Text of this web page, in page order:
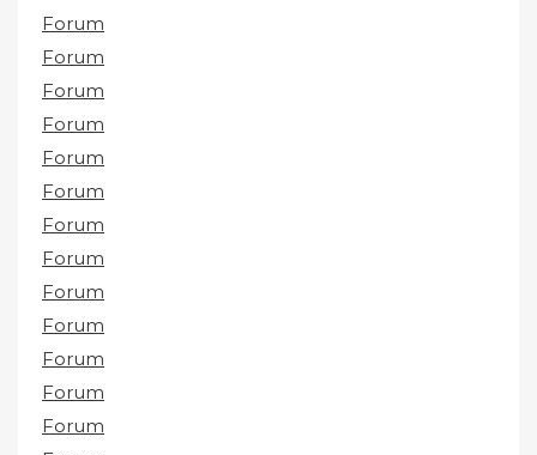
Forum
Forum
Forum
Forum
Forum
Forum
Forum
Forum
Forum
Forum
Forum
Forum
Forum